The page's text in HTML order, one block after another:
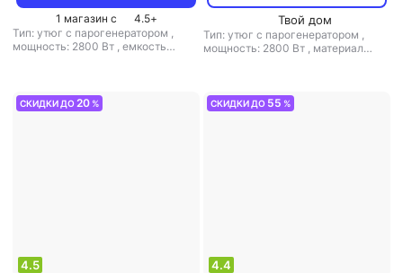
1 магазин с 4.5+
Тип: утюг с парогенератором ,
мощность: 2800 Вт , емкость
Твой дом
Тип: утюг с парогенератором ,
мощность: 2800 Вт , материал
СКИДКИ ДО20 %
4.5
СКИДКИ ДО 55 %
4.4